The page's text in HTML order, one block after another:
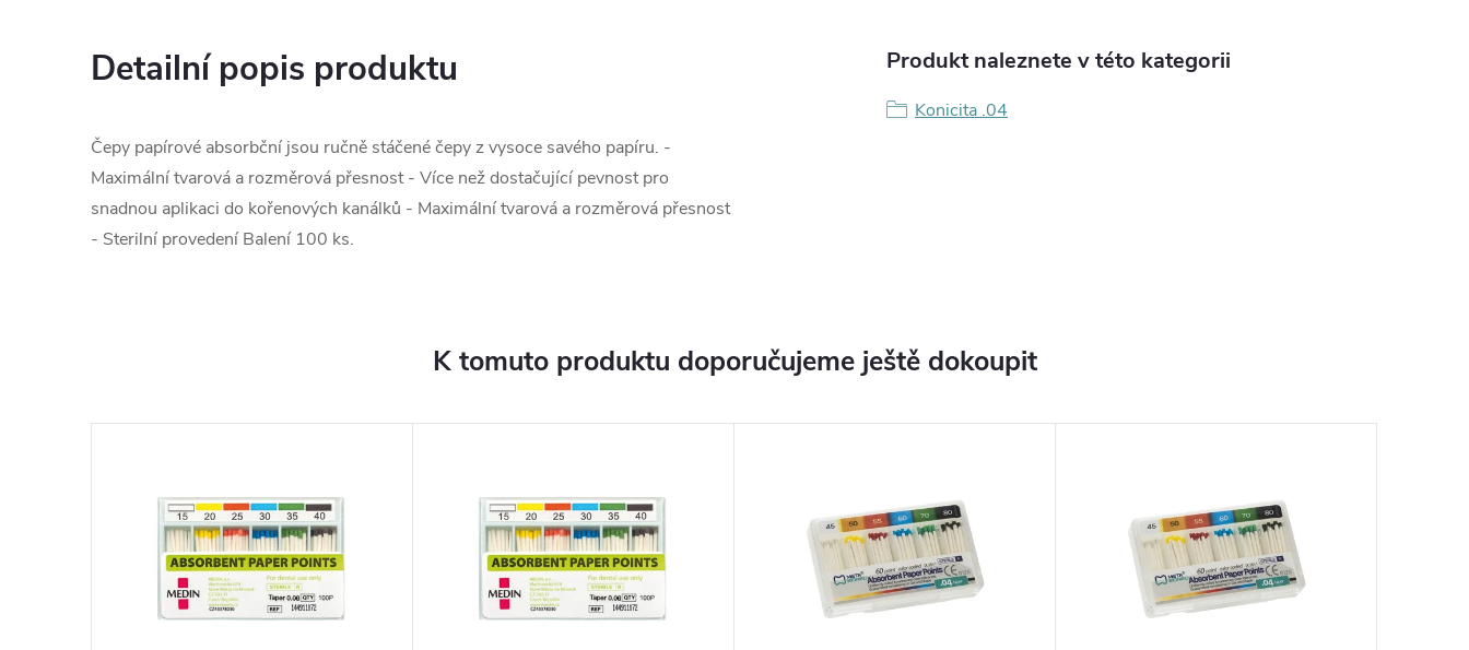
Detailní popis produktu
Čepy papírové absorbční jsou ručně stáčené čepy z vysoce savého papíru. -
Maximální tvarová a rozměrová přesnost - Více než dostačující pevnost pro
snadnou aplikaci do kořenových kanálků - Maximální tvarová a rozměrová přesnost
- Sterilní provedení Balení 100 ks.
Produkt naleznete v této kategorii
Konicita .04
K tomuto produktu doporučujeme ještě dokoupit